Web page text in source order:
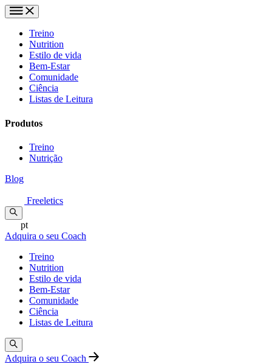
Treino
Nutrition
Estilo de vida
Bem-Estar
Comunidade
Ciência
Listas de Leitura
Produtos
Treino
Nutrição
Blog
Freeletics
pt
Adquira o seu Coach
Treino
Nutrition
Estilo de vida
Bem-Estar
Comunidade
Ciência
Listas de Leitura
Adquira o seu Coach